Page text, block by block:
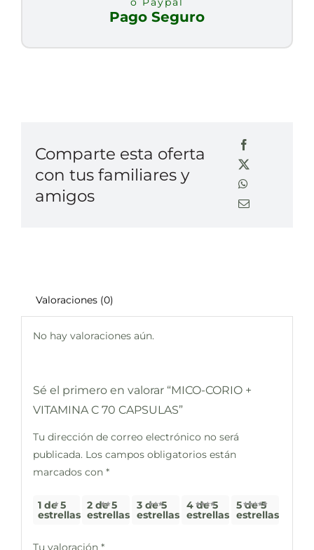
Pago Seguro
Comparte esta oferta
con tus familiares y
amigos
Valoraciones (0)
No hay valoraciones aún.
Sé el primero en valorar “MICO-CORIO +
VITAMINA C 70 CAPSULAS”
Tu dirección de correo electrónico no será
publicada. Los campos obligatorios están
marcados con *
1 de 5
estrellas
2 de 5
estrellas
3 de 5
estrellas
4 de 5
estrellas
5 de 5
estrellas
Tu valoración *